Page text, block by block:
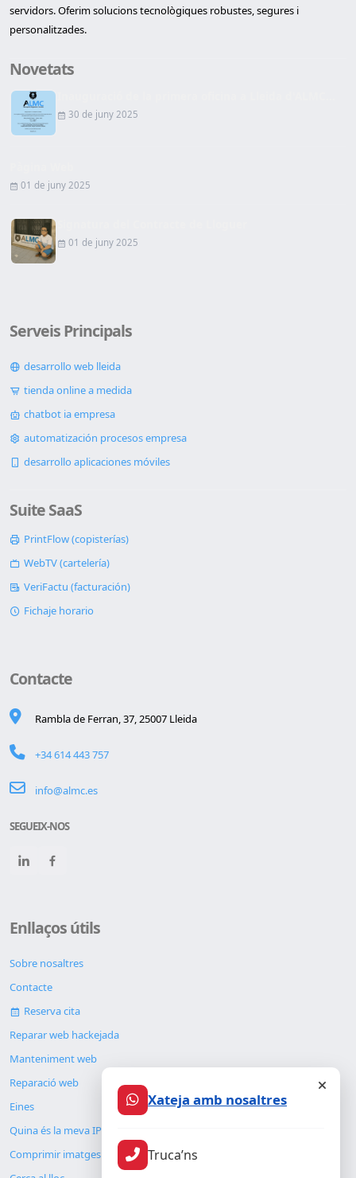
servidors. Oferim solucions tecnològiques robustes, segures i
personalitzades.
Novetats
30 de juny 2025
01 de juny 2025
01 de juny 2025
Serveis Principals
desarrollo web lleida
tienda online a medida
chatbot ia empresa
automatización procesos empresa
desarrollo aplicaciones móviles
Suite SaaS
PrintFlow (copisterías)
WebTV (cartelería)
VeriFactu (facturación)
Fichaje horario
Contacte
Rambla de Ferran, 37, 25007 Lleida
+34 614 443 757
info@almc.es
SEGUEIX-NOS
Enllaços útils
Sobre nosaltres
Contacte
Reserva cita
Reparar web hackejada
Manteniment web
Reparació web
Eines
Quina és la meva IP
Comprimir imatges
Xateja amb nosaltres
Truca’ns